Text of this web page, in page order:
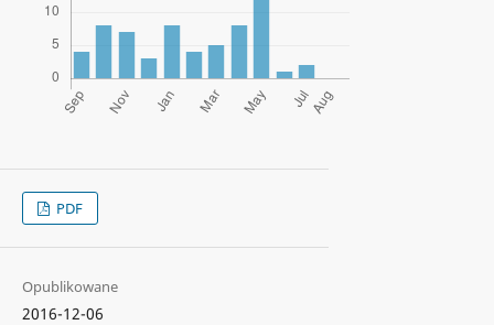
PDF
Opublikowane
2016-12-06